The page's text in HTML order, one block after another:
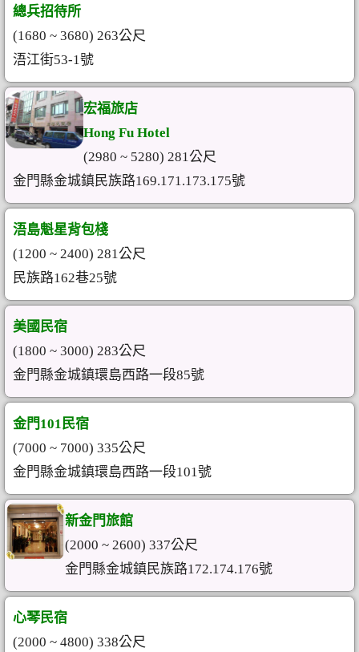
總兵招待所
(1680 ~ 3680) 263公尺
浯江街53-1號
宏福旅店
Hong Fu Hotel
(2980 ~ 5280) 281公尺
金門縣金城鎮民族路169.171.173.175號
浯島魁星背包棧
(1200 ~ 2400) 281公尺
民族路162巷25號
美國民宿
(1800 ~ 3000) 283公尺
金門縣金城鎮環島西路一段85號
金門101民宿
(7000 ~ 7000) 335公尺
金門縣金城鎮環島西路一段101號
新金門旅館
(2000 ~ 2600) 337公尺
金門縣金城鎮民族路172.174.176號
心琴民宿
(2000 ~ 4800) 338公尺